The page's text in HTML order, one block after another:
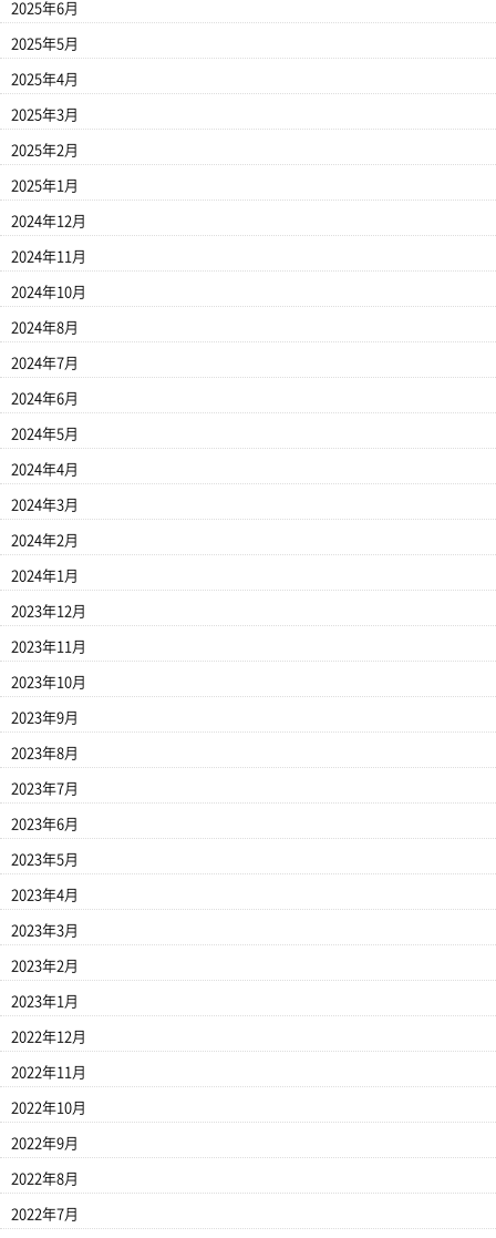
2025年6月
2025年5月
2025年4月
2025年3月
2025年2月
2025年1月
2024年12月
2024年11月
2024年10月
2024年8月
2024年7月
2024年6月
2024年5月
2024年4月
2024年3月
2024年2月
2024年1月
2023年12月
2023年11月
2023年10月
2023年9月
2023年8月
2023年7月
2023年6月
2023年5月
2023年4月
2023年3月
2023年2月
2023年1月
2022年12月
2022年11月
2022年10月
2022年9月
2022年8月
2022年7月